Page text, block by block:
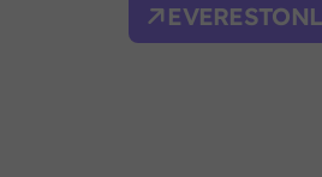
मेसीलाई ‘सिल्भर बल’ र एम्बाप्पेलाई ‘गोल्डेन
क्षेत्रमा नयाँ करका दरहरू निर्धारण